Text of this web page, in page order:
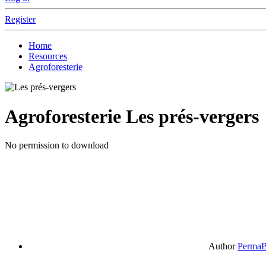
Register
Home
Resources
Agroforesterie
Agroforesterie Les prés-vergers
No permission to download
Author